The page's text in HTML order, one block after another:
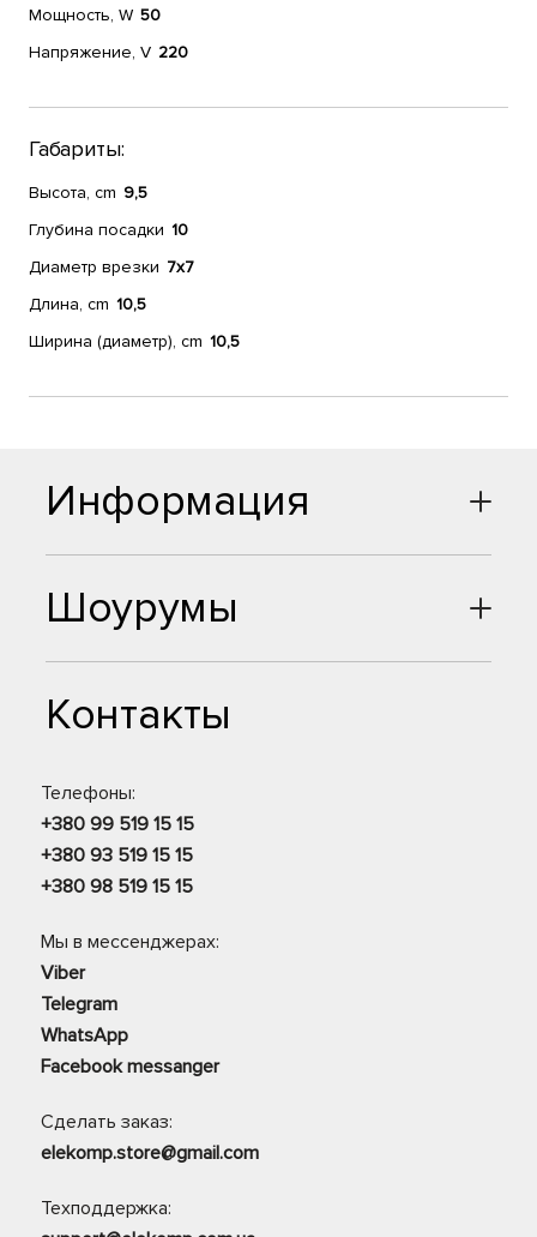
Мощность, W 50
Напряжение, V 220
Габариты:
Высота, cm 9,5
Глубина посадки 10
Диаметр врезки 7x7
Длина, cm 10,5
Ширина (диаметр), cm 10,5
Шоурумы
Контакты
Телефоны:
+380 99 519 15 15
+380 93 519 15 15
+380 98 519 15 15
Мы в мессенджерах:
Viber
Telegram
WhatsApp
Facebook messanger
Сделать заказ:
elekomp.store@gmail.com
Техподдержка:
Информация